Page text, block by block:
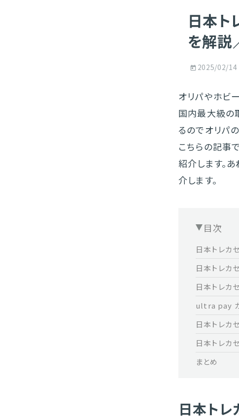
日本ト
を解説
2025/02/14
オリパやホビ
国内最大級の
るのでオリパ
こちらの記事
紹介します。
介します。
目次
日本トレカ
日本トレカ
日本トレカ
ultra pay
日本トレカ
日本トレカ
まとめ
日本トレ